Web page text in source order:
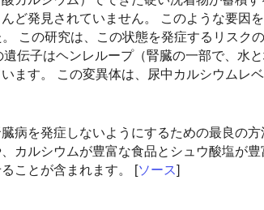
ど発見されていません。 このような要因
この研究は、この状態を発症するリスク
伝子はヘンレループ（腎臓の一部で、水
ます。 この変異体は、尿中カルシウムレ
病を発症しないようにするための最良の
カルシウムが豊富な食品とシュウ酸塩が
ことが含まれます。 [ソース]